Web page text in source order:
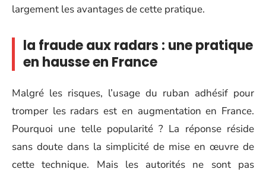
largement les avantages de cette pratique.
la fraude aux radars : une pratique
en hausse en France
Malgré les risques, l’usage du ruban adhésif pour
tromper les radars est en augmentation en France.
Pourquoi une telle popularité ? La réponse réside
sans doute dans la simplicité de mise en œuvre de
cette technique. Mais les autorités ne sont pas